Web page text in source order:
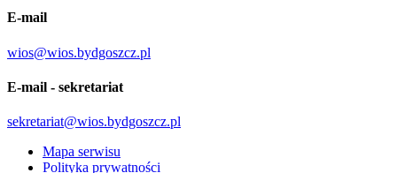
E-mail
wios@wios.bydgoszcz.pl
E-mail - sekretariat
sekretariat@wios.bydgoszcz.pl
Mapa serwisu
Polityka prywatności